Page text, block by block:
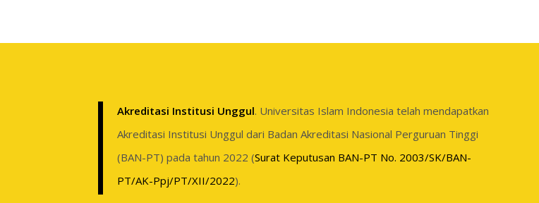
Akreditasi Institusi Unggul. Universitas Islam Indonesia telah mendapatkan
Akreditasi Institusi Unggul dari Badan Akreditasi Nasional Perguruan Tinggi
(BAN-PT) pada tahun 2022 (Surat Keputusan BAN-PT No. 2003/SK/BAN-
PT/AK-Ppj/PT/XII/2022).